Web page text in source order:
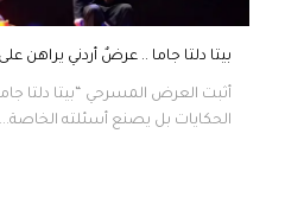
بيتا دلتا جاما .. عرضٌ أردني يراهن
أثبت العرض المسرحي “بيتا دلتا
الحكايات بل يصنع أسئلته الخاصة...